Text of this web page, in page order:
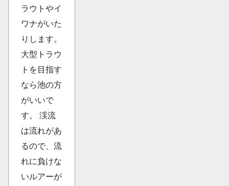
ラウトやイ
ワナがいた
りします。
大型トラウ
トを目指す
なら池の方
がいいで
す。 渓流
は流れがあ
るので、流
れに負けな
いルアーが